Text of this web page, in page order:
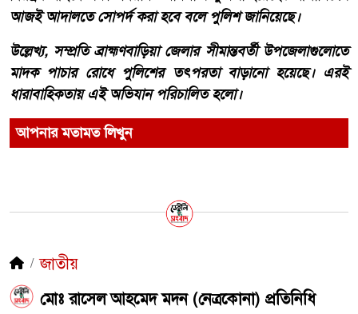
আজই আদালতে সোপর্দ করা হবে বলে পুলিশ জানিয়েছে।
উল্লেখ্য, সম্প্রতি ব্রাহ্মণবাড়িয়া জেলার সীমান্তবর্তী উপজেলাগুলোতে
মাদক পাচার রোধে পুলিশের তৎপরতা বাড়ানো হয়েছে। এরই
ধারাবাহিকতায় এই অভিযান পরিচালিত হলো।
আপনার মতামত লিখুন
জাতীয়
মোঃ রাসেল আহমেদ মদন (নেত্রকোনা) প্রতিনিধি